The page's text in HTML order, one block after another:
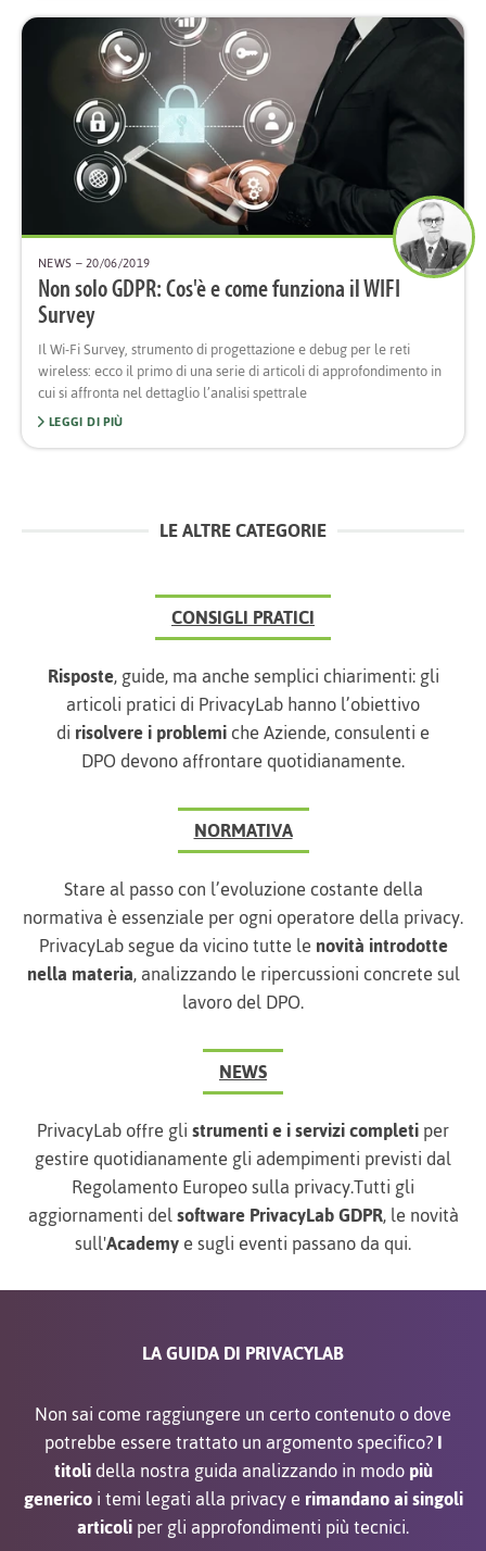
NEWS– 20/06/2019
Non solo GDPR: Cos'è e come funziona il WIFI
Survey
Il Wi-Fi Survey, strumento di progettazione e debug per le reti
wireless: ecco il primo di una serie di articoli di approfondimento in
cui si affronta nel dettaglio l’analisi spettrale
LEGGI DI PIÙ
LE ALTRE CATEGORIE
CONSIGLI PRATICI
Risposte, guide, ma anche semplici chiarimenti: gli
articoli pratici di PrivacyLab hanno l’obiettivo
dirisolvere i problemiche Aziende, consulenti e
DPO devono affrontare quotidianamente.
NORMATIVA
Stare al passo con l’evoluzione costante della
normativa è essenziale per ogni operatore della privacy.
PrivacyLab segue da vicino tutte lenovità introdotte
nella materia, analizzando le ripercussioni concrete sul
lavoro del DPO.
NEWS
PrivacyLab offre glistrumenti e i servizi completiper
gestire quotidianamente gli adempimenti previsti dal
Regolamento Europeo sulla privacy.Tutti gli
aggiornamenti delsoftware PrivacyLab GDPR, le novità
sull'Academye sugli eventi passano da qui.
LA GUIDA DI PRIVACYLAB
Non sai come raggiungere un certo contenuto o dove
potrebbe essere trattato un argomento specifico?I
titolidella nostra guida analizzando in modopiù
genericoi temi legati alla privacy erimandano ai singoli
articoliper gli approfondimenti più tecnici.